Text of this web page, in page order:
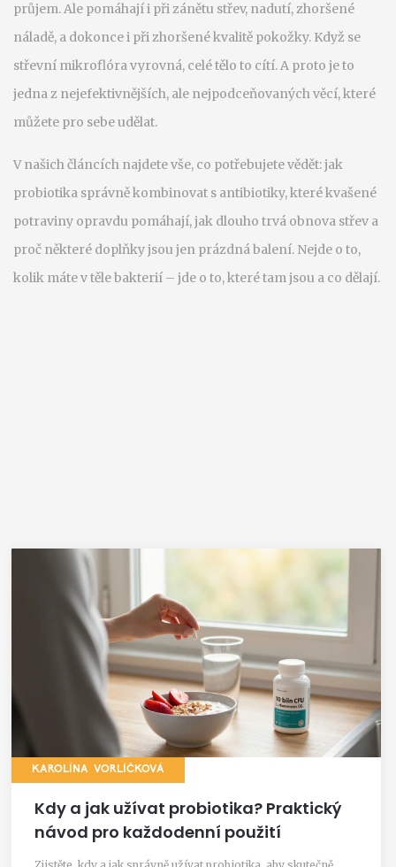
průjem. Ale pomáhají i při zánětu střev, nadutí, zhoršené
náladě, a dokonce i při zhoršené kvalitě pokožky. Když se
střevní mikroflóra vyrovná, celé tělo to cítí. A proto je to
jedna z nejefektivnějších, ale nejpodceňovaných věcí, které
můžete pro sebe udělat.
V našich článcích najdete vše, co potřebujete vědět: jak
probiotika správně kombinovat s antibiotiky, které kvašené
potraviny opravdu pomáhají, jak dlouho trvá obnova střev a
proč některé doplňky jsou jen prázdná balení. Nejde o to,
kolik máte v těle bakterií – jde o to, které tam jsou a co dělají.
KAROLÍNA VORLÍČKOVÁ
Kdy a jak užívat probiotika? Praktický
návod pro každodenní použití